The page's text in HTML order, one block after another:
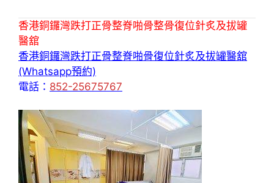
香港銅鑼灣跌打正骨整脊啪骨整骨復位針炙及拔罐
醫舘
香港銅鑼灣跌打正骨整脊啪骨復位針炙及拔罐醫舘
(Whatsapp預約)
電話： 852-25675767